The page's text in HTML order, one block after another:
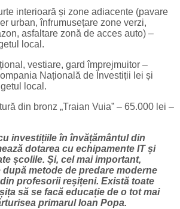
interioară și zone adiacente (pavare
urban, înfrumusețare zone verzi,
asfaltare zonă de acces auto) –
local.
vestiare, gard împrejmuitor –
Națională de Învestiții lei și
local.
din bronz „Traian Vuia” – 65.000 lei –
investițiile în învățământul din
dotarea cu echipamente IT și
școlile. Și, cel mai important,
metode de predare moderne
profesorii reșițeni. Există toate
să se facă educație de o tot mai
primarul Ioan Popa.